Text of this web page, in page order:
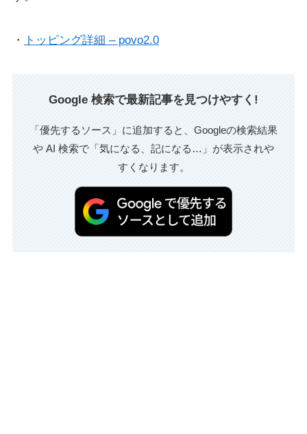
・ トッピング詳細 – povo2.0
Google 検索で最新記事を見つけやすく!
「優先するソース」に追加すると、Googleの検索結果
や AI 検索で「気になる、記になる…」が表示されや
すくなります。